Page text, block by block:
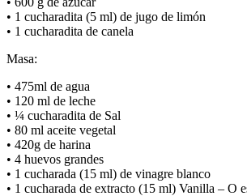
• 1 cucharadita (5 ml) de jugo de limón
• 1 cucharadita de canela
Masa:
• 475ml de agua
• 120 ml de leche
• ¼ cucharadita de Sal
• 80 ml aceite vegetal
• 420g de harina
• 4 huevos grandes
• 1 cucharada (15 ml) de vinagre blanco
• 1 cucharada de extracto (15 ml) Vanilla – O